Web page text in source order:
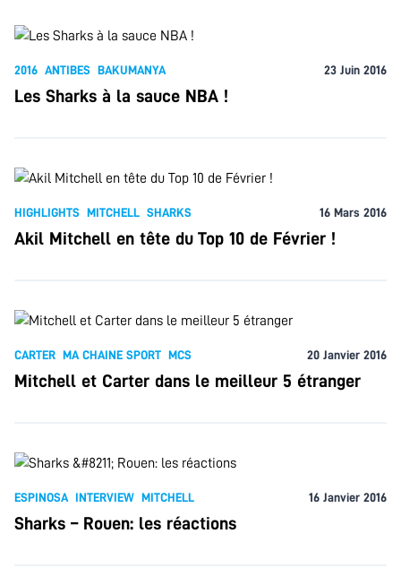
2016 ANTIBES BAKUMANYA 23 Juin 2016
Les Sharks à la sauce NBA !
HIGHLIGHTS MITCHELL SHARKS 16 Mars 2016
Akil Mitchell en tête du Top 10 de Février !
CARTER MA CHAINE SPORT MCS 20 Janvier 2016
Mitchell et Carter dans le meilleur 5 étranger
ESPINOSA INTERVIEW MITCHELL 16 Janvier 2016
Sharks – Rouen: les réactions